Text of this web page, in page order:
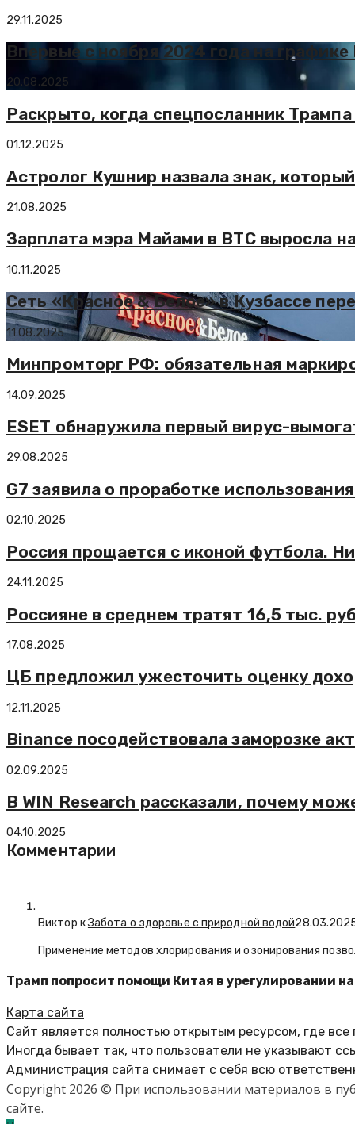
29.11.2025
Впервые с ноября 2024 года на
20.08.2025
Раскрыто, когда спецпосланник
01.12.2025
Астролог Кушнир назвала знак,
21.08.2025
Зарплата мэра Майами в BTC выросла
10.11.2025
Сеть «Красное & Белое» в Кузбассе
11.08.2025
Минпромторг РФ: обязательная
14.09.2025
ESET обнаружила первый вирус-
29.08.2025
G7 заявила о проработке
02.10.2025
Россия прощается с иконой футбола.
24.11.2025
Россияне в среднем тратят 16,5 тыс.
17.08.2025
ЦБ предложил ужесточить оценку
12.11.2025
Binance посодействовала заморозке
02.09.2025
В WIN Research рассказали, почему
04.10.2025
Комментарии
Виктор кЗабота о здоровье с природной водой
Применение методов хлорирования и озонирования
Трамп попросит помощи Китая в урегулировании
Карта сайта
Сайт является полностью открытым ресурсом, где
Иногда бывает так, что пользователи не указывают
Администрация сайта снимает с себя всю
Copyright 2026 © При использовании материалов в
сайте.